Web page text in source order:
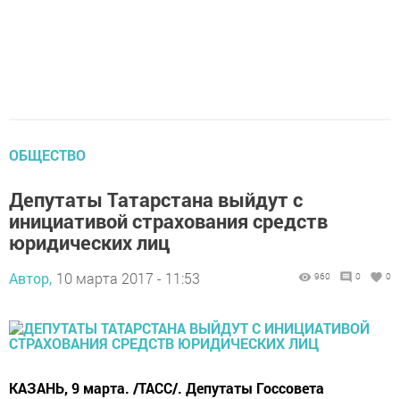
ОБЩЕСТВО
Депутаты Татарстана выйдут с
инициативой страхования средств
юридических лиц
Автор, 10 марта 2017 - 11:53 960 0 0
КАЗАНЬ, 9 марта. /ТАСС/. Депутаты Госсовета